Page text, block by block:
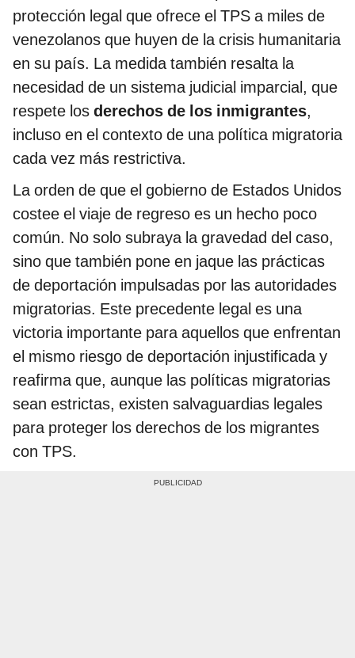
protección legal que ofrece el TPS a miles de
venezolanos que huyen de la crisis humanitaria
en su país. La medida también resalta la
necesidad de un sistema judicial imparcial, que
respete los derechos de los inmigrantes,
incluso en el contexto de una política migratoria
cada vez más restrictiva.
La orden de que el gobierno de Estados Unidos
costee el viaje de regreso es un hecho poco
común. No solo subraya la gravedad del caso,
sino que también pone en jaque las prácticas
de deportación impulsadas por las autoridades
migratorias. Este precedente legal es una
victoria importante para aquellos que enfrentan
el mismo riesgo de deportación injustificada y
reafirma que, aunque las políticas migratorias
sean estrictas, existen salvaguardias legales
para proteger los derechos de los migrantes
con TPS.